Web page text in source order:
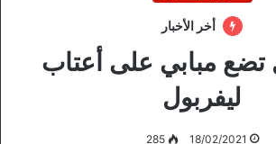
أخر الأخبار
تضع مبابي على أعتاب
ليفربول
18/02/2021
285